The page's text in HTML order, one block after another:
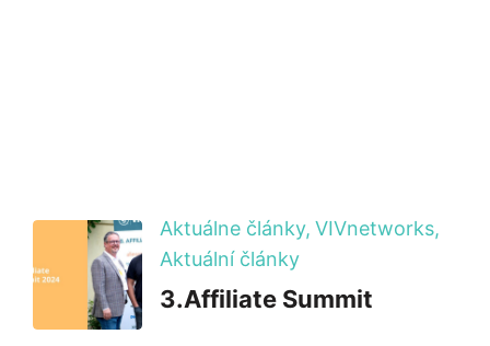
3.Affiliate Summit
Aktuálne články, VIVnetworks,
Aktuální články